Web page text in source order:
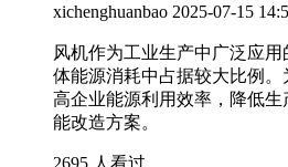
xichenghuanbao 2025-07-15
风机作为工业生产中广泛应
体能源消耗中占据较大比例
高企业能源利用效率，降低
能改造方案。
2695 人看过